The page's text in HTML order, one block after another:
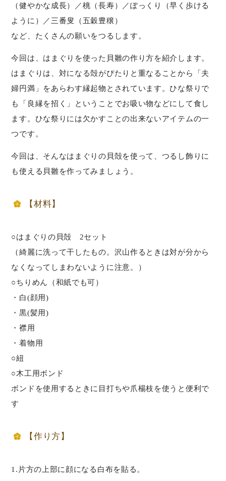
（健やかな成長）／桃（長寿）／ぽっくり（早く歩ける
ように）／三番叟（五穀豊穣）
など、たくさんの願いをつるします。
今回は、はまぐりを使った貝雛の作り方を紹介します。
はまぐりは、対になる殻がぴたりと重なることから「夫
婦円満」をあらわす縁起物とされています。ひな祭りで
も「良縁を招く」ということでお吸い物などにして食し
ます。ひな祭りには欠かすことの出来ないアイテムの一
つです。
今回は、そんなはまぐりの貝殻を使って、つるし飾りに
も使える貝雛を作ってみましょう。
【材料】
○はまぐりの貝殻 2セット
（綺麗に洗って干したもの。沢山作るときは対が分から
なくなってしまわないように注意。）
○ちりめん（和紙でも可）
・白(顔用)
・黒(髪用)
・襟用
・着物用
○紐
○木工用ボンド
ボンドを使用するときに目打ちや爪楊枝を使うと便利で
す
【作り方】
1.片方の上部に顔になる白布を貼る。